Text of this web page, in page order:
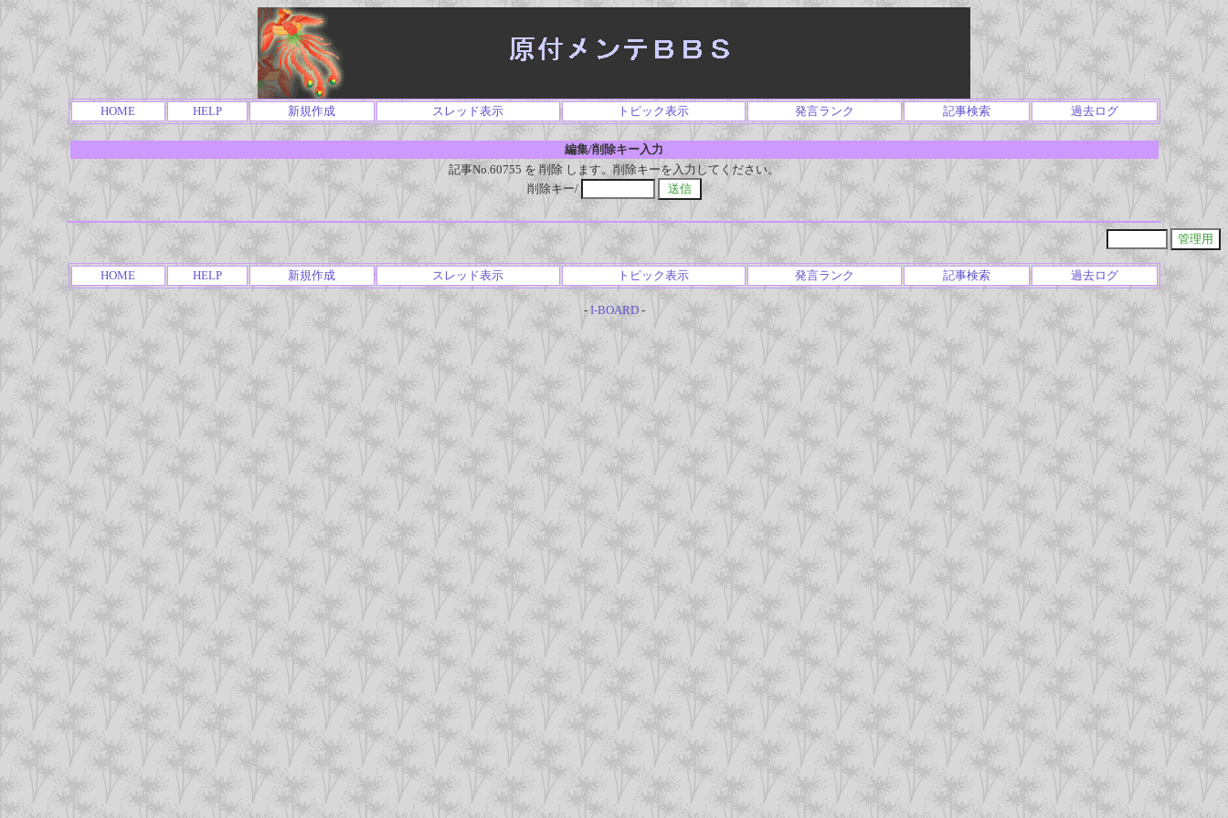
HOME HELP 新規作成 スレッド表示 トピック表示 発言ランク 記事検索 過去ログ
編集/削除キー入力
記事No.60755 を 削除 します。削除キーを入力してください。
削除キー/
HOME HELP 新規作成 スレッド表示 トピック表示 発言ランク 記事検索 過去ログ
- I-BOARD-